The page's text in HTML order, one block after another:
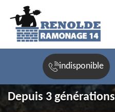
indisponible
Depuis 3 générations